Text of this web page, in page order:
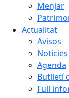
Menjar
Actualitat
Avisos
Notícies
Agenda
Butlletí
Full